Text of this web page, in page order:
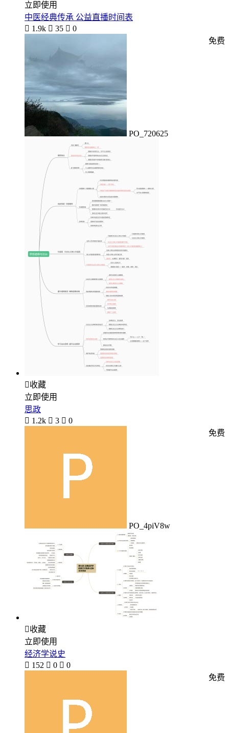
立即使用
中医经典传承 公益直播时间表
 1.9k  35  0
PO_720625
免费
收藏
立即使用
思政
 1.2k  3  0
PO_4piV8w
免费
收藏
立即使用
经济学说史
 152  0  0
免费